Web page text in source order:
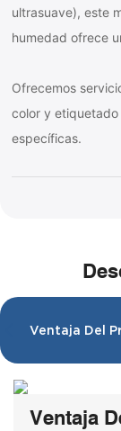
ultrasuave), este
humedad ofrece
Ofrecemos
color y
específicas.
Ventaja Del
Ventaja